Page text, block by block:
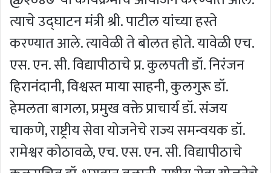
त्याचे उद्घाटन मंत्री श्री. पाटील यांच्या हस्ते
करण्यात आले. त्यावेळी ते बोलत होते. यावेळी एच.
एस. एन. सी. विद्यापीठाचे प्र. कुलपती डॉ. निरंजन
हिरानंदानी, विश्वस्त माया साहनी, कुलगुरू डॉ.
हेमलता बागला, प्रमुख वक्ते प्राचार्य डॉ. संजय
चाकणे, राष्ट्रीय सेवा योजनेचे राज्य समन्वयक डॉ.
रामेश्वर कोठावळे, एच. एस. एन. सी. विद्यापीठाचे